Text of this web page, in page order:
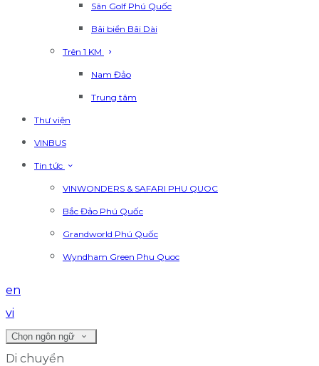
Sân Golf Phú Quốc
Bãi biển Bãi Dài
Trên 1 KM
Nam Đảo
Trung tâm
Thư viện
VINBUS
Tin tức
VINWONDERS & SAFARI PHU QUOC
Bắc Đảo Phú Quốc
Grandworld Phú Quốc
Wyndham Green Phu Quoc
en
vi
Chọn ngôn ngữ
Di chuyển